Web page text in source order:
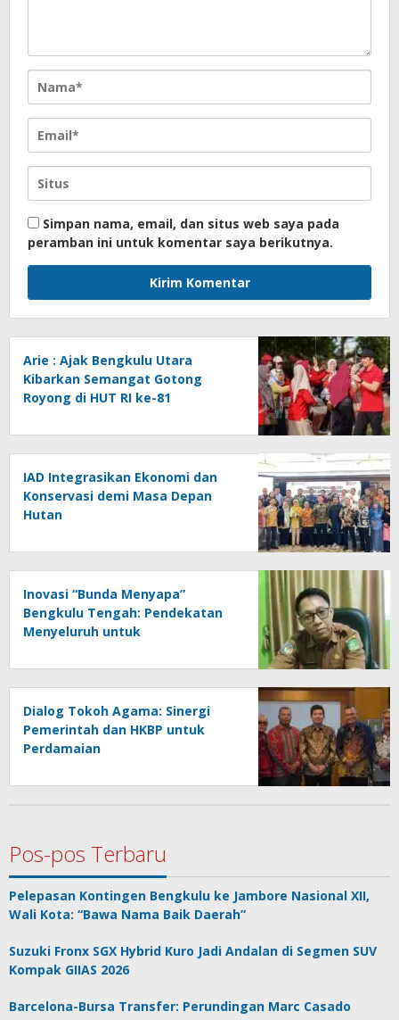
Simpan nama, email, dan situs web saya pada
peramban ini untuk komentar saya berikutnya.
Arie : Ajak Bengkulu Utara
Kibarkan Semangat Gotong
Royong di HUT RI ke-81
IAD Integrasikan Ekonomi dan
Konservasi demi Masa Depan
Hutan
Inovasi “Bunda Menyapa”
Bengkulu Tengah: Pendekatan
Menyeluruh untuk
Dialog Tokoh Agama: Sinergi
Pemerintah dan HKBP untuk
Perdamaian
Pos-pos Terbaru
Pelepasan Kontingen Bengkulu ke Jambore Nasional XII,
Wali Kota: “Bawa Nama Baik Daerah”
Suzuki Fronx SGX Hybrid Kuro Jadi Andalan di Segmen SUV
Kompak GIIAS 2026
Barcelona-Bursa Transfer: Perundingan Marc Casado